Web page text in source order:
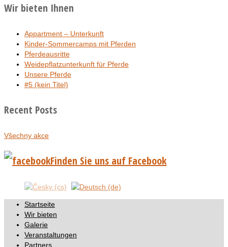
Wir bieten Ihnen
Appartment – Unterkunft
Kinder-Sommercamps mit Pferden
Pferdeausritte
Weidepflatzunterkunft für Pferde
Unsere Pferde
#5 (kein Titel)
Recent Posts
Všechny akce
Finden Sie uns auf Facebook
Startseite
Wir bieten
Galerie
Veranstaltungen
Partners